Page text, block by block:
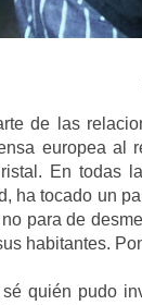
de las
europea al
En todas
ha tocado un
para de
habitantes.
sé quién pudo